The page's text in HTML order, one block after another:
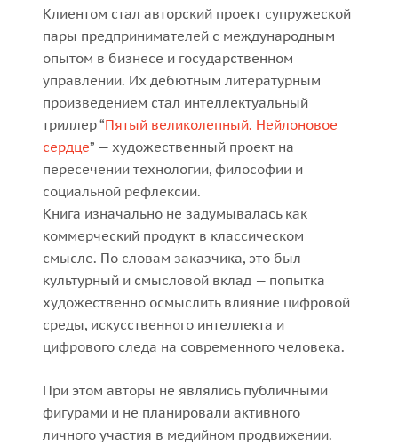
Клиентом стал авторский проект супружеской
пары предпринимателей с международным
опытом в бизнесе и государственном
управлении. Их дебютным литературным
произведением стал интеллектуальный
триллер “Пятый великолепный. Нейлоновое
сердце” — художественный проект на
пересечении технологии, философии и
социальной рефлексии.
Книга изначально не задумывалась как
коммерческий продукт в классическом
смысле. По словам заказчика, это был
культурный и смысловой вклад — попытка
художественно осмыслить влияние цифровой
среды, искусственного интеллекта и
цифрового следа на современного человека.
При этом авторы не являлись публичными
фигурами и не планировали активного
личного участия в медийном продвижении.